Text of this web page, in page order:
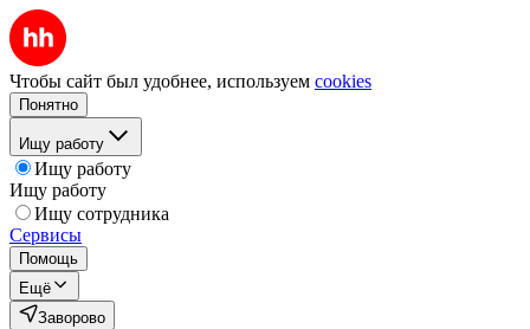
Чтобы сайт был удобнее, используем cookies
Понятно
Ищу работу
Ищу работу
Ищу работу
Ищу сотрудника
Сервисы
Помощь
Ещё
Заворово